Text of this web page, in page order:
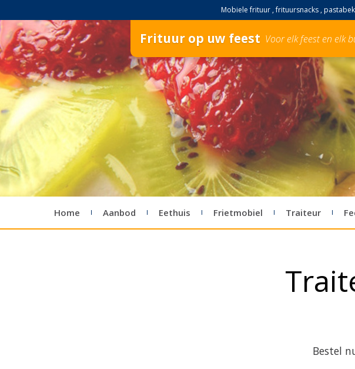
Mobiele frituur , frituursnacks ,
Frituur op uw feest Voor elk feest en elk
Home Aanbod Eethuis Frietmobiel Traiteur
Bestel